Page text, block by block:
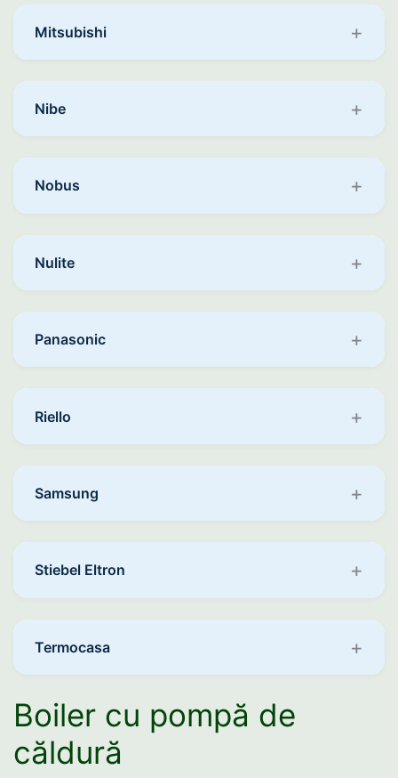
Mitsubishi
Nibe
Nobus
Nulite
Panasonic
Riello
Samsung
Stiebel Eltron
Termocasa
Boiler cu pompă de
căldură